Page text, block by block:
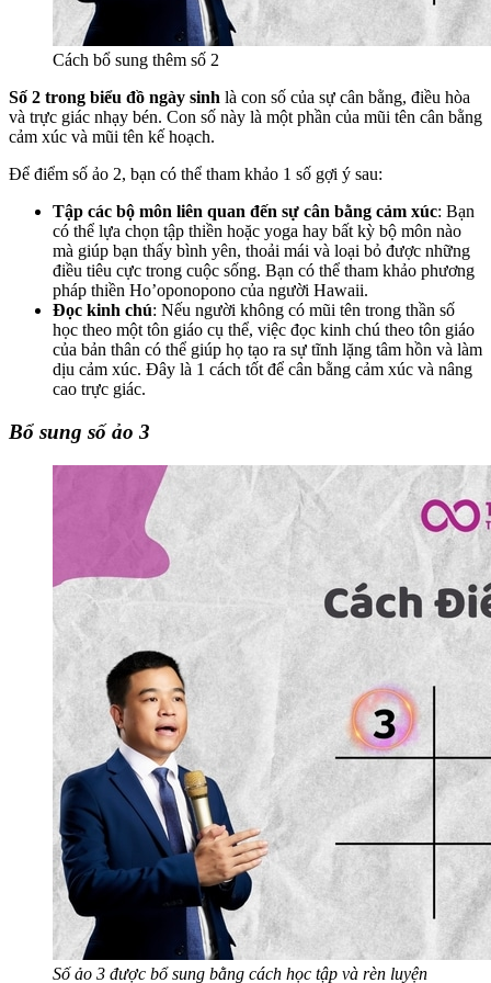
Cách bổ sung thêm số 2
Số 2 trong biểu đồ ngày sinh là con số của sự cân bằng, điều hòa
và trực giác nhạy bén. Con số này là một phần của mũi tên cân bằng
cảm xúc và mũi tên kế hoạch.
Để điểm số ảo 2, bạn có thể tham khảo 1 số gợi ý sau:
Tập các bộ môn liên quan đến sự cân bằng cảm xúc: Bạn
có thể lựa chọn tập thiền hoặc yoga hay bất kỳ bộ môn nào
mà giúp bạn thấy bình yên, thoải mái và loại bỏ được những
điều tiêu cực trong cuộc sống. Bạn có thể tham khảo phương
pháp thiền Ho’oponopono của người Hawaii.
Đọc kinh chú: Nếu người không có mũi tên trong thần số
học theo một tôn giáo cụ thể, việc đọc kinh chú theo tôn giáo
của bản thân có thể giúp họ tạo ra sự tĩnh lặng tâm hồn và làm
dịu cảm xúc. Đây là 1 cách tốt để cân bằng cảm xúc và nâng
cao trực giác.
Bổ sung số ảo 3
Số ảo 3 được bổ sung bằng cách học tập và rèn luyện